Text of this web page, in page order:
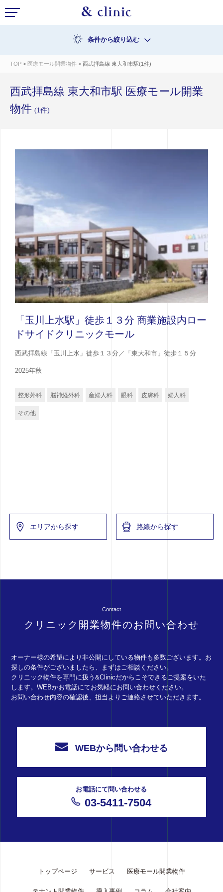
条件から絞り込む
TOP > 医療モール開業物件 > 西武拝島線 東大和市駅(1件)
西武拝島線 東大和市駅 医療モール開業
物件 (1件)
「玉川上水駅」徒歩１３分 商業施設内ロー
ドサイドクリニックモール
西武拝島線「玉川上水」徒歩１３分／「東大和市」徒歩１５分
2025年秋
整形外科 脳神経外科 産婦人科 眼科 皮膚科 婦人科
その他
エリアから探す 路線から探す
Contact
クリニック開業物件のお問い合わせ
オーナー様の希望により非公開にしている物件も多数ございます。お
探しの条件がございましたら、まずはご相談ください。
クリニック物件を専門に扱う&Clinicだからこそできるご提案をいた
します。WEBかお電話にてお気軽にお問い合わせください。
お問い合わせ内容の確認後、担当よりご連絡させていただきます。
WEBから問い合わせる
お電話にて問い合わせる
03-5411-7504
トップページ サービス 医療モール開業物件